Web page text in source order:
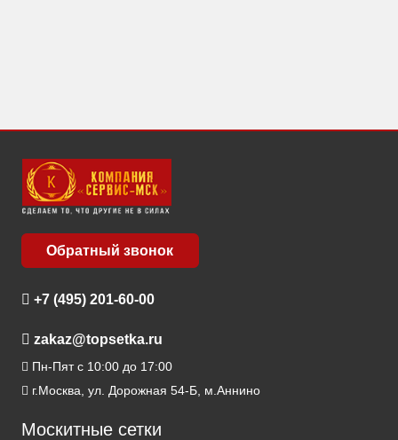
Обратный звонок
+7 (495) 201-60-00
zakaz@topsetka.ru
Пн-Пят с 10:00 до 17:00
г.Москва, ул. Дорожная 54-Б, м.Аннино
Москитные сетки